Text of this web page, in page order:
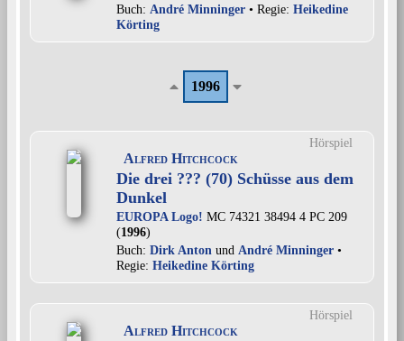
Buch: André Minninger • Regie: Heikedine
Körting
1996
Hörspiel
Alfred Hitchcock
Die drei ??? (70) Schüsse aus dem
Dunkel
EUROPA Logo! MC 74321 38494 4 PC 209
(1996)
Buch: Dirk Anton und André Minninger •
Regie: Heikedine Körting
Hörspiel
Alfred Hitchcock